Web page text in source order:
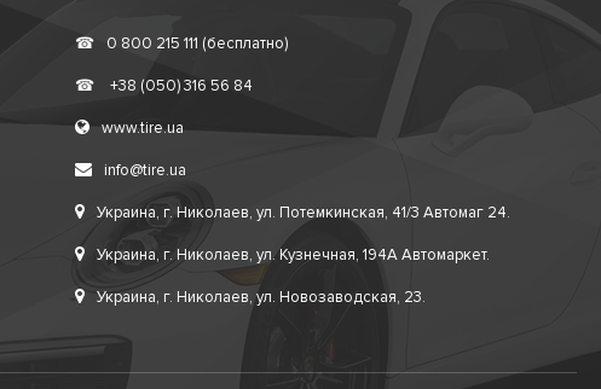
☎ 0 800 215 111 (бесплатно)
☎ +38 (050) 316 56 84
www.tire.ua
info@tire.ua
Украина, г. Николаев, ул. Потемкинская, 41/3 Автомаг 24.
Украина, г. Николаев, ул. Кузнечная, 194А Автомаркет.
Украина, г. Николаев, ул. Новозаводская, 23.